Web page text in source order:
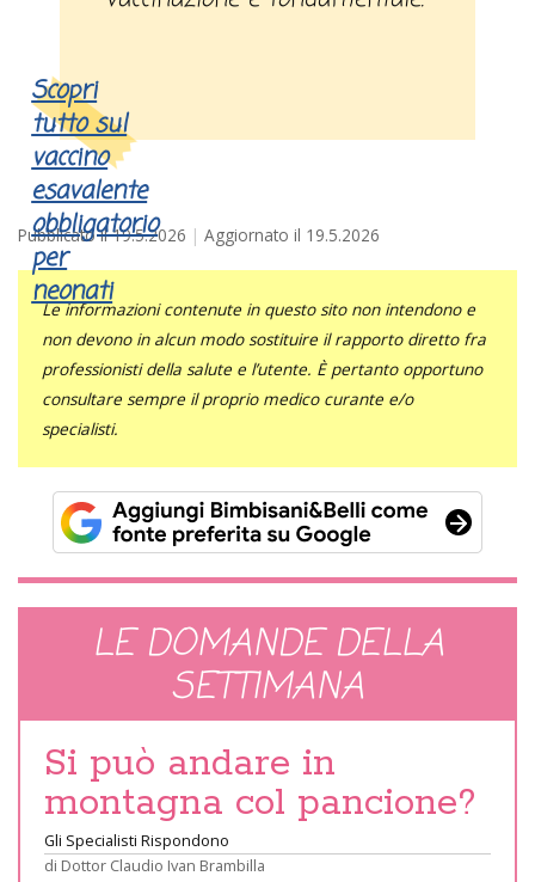
Scopri
tutto sul
vaccino
esavalente
obbligatorio
per
neonati
Pubblicato il19.5.2026 Aggiornato il 19.5.2026
Le informazioni contenute in questo sito non intendono e
non devono in alcun modo sostituire il rapporto diretto fra
professionisti della salute e l’utente. È pertanto opportuno
consultare sempre il proprio medico curante e/o
specialisti.
LE DOMANDE DELLA
SETTIMANA
Si può andare in
montagna col pancione?
Gli Specialisti Rispondono
di Dottor Claudio Ivan Brambilla